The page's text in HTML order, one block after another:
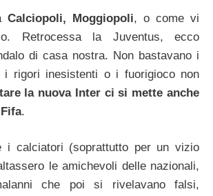
Calciopoli, Moggiopoli, o come vi
Retrocessa la Juventus, ecco
di casa nostra. Non bastavano i
i rigori inesistenti o i fuorigioco non
la nuova Inter ci si mette anche
.
i calciatori (soprattutto per un vizio
le amichevoli delle nazionali,
che poi si rivelavano falsi,